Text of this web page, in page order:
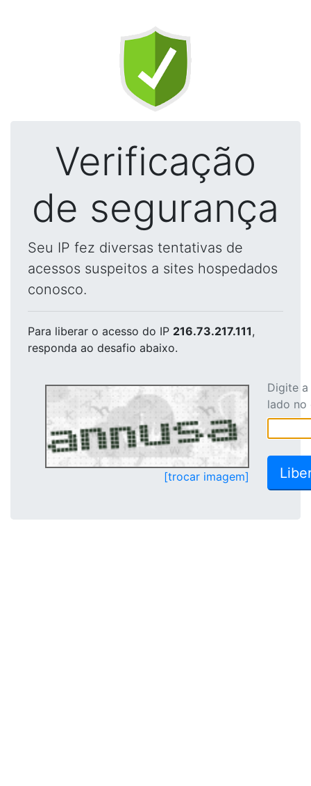
Verificação
de segurança
Seu IP fez diversas tentativas de
acessos suspeitos a sites hospedados
conosco.
Para liberar o acesso do IP 216.73.217.111,
responda ao desafio abaixo.
[trocar imagem]
Digite
lado no